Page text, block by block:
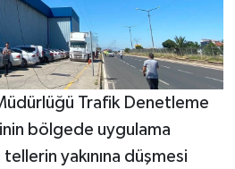
Trafik Denetleme
bölgede uygulama
yakınına düşmesi